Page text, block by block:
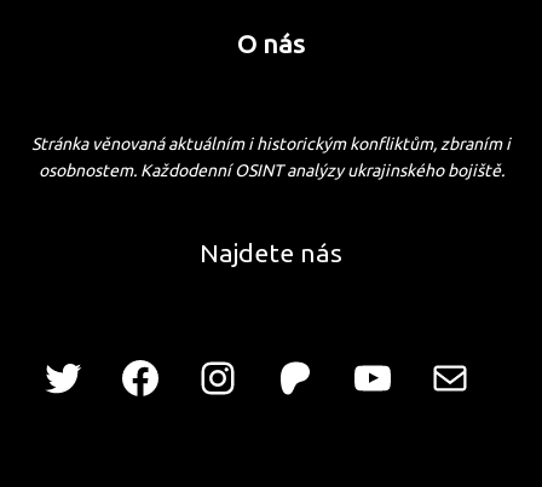
O nás
Stránka věnovaná aktuálním i historickým konfliktům, zbraním i
osobnostem. Každodenní OSINT analýzy ukrajinského bojiště.
Najdete nás